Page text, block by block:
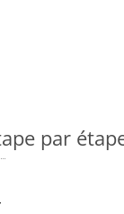
par